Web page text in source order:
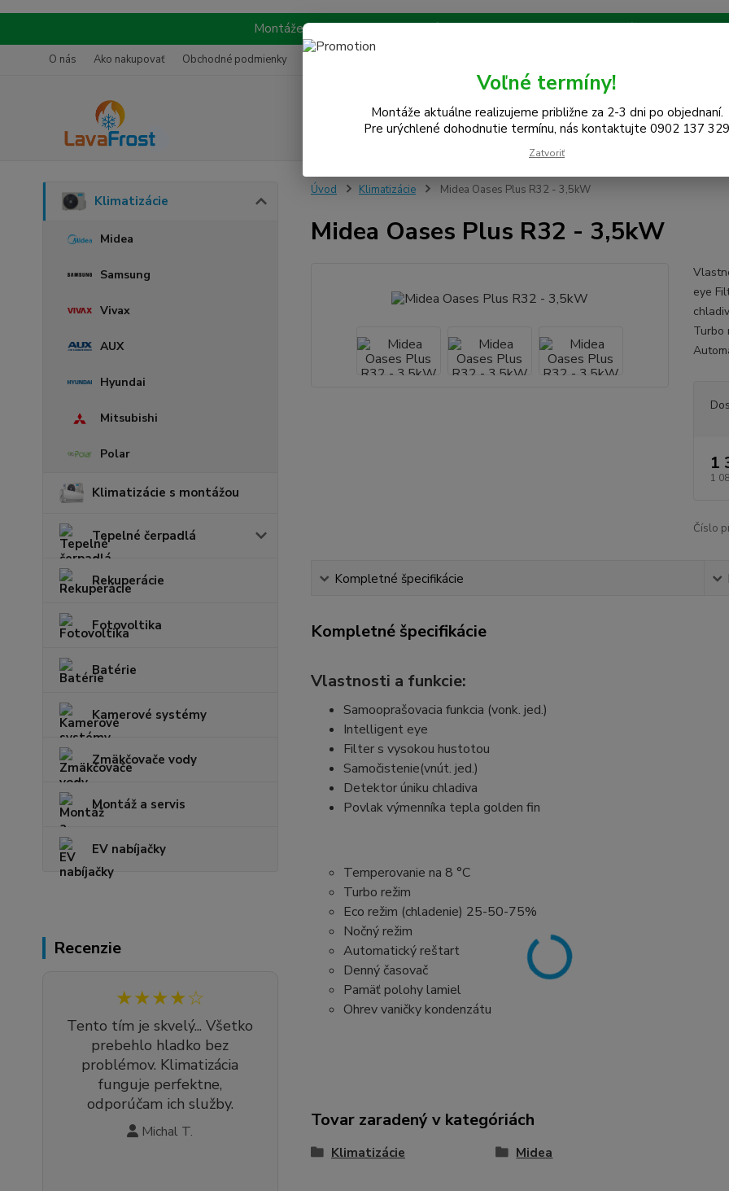
Montáže realizujeme na celom západe SR! Kraje TT, BA, NR, TN, vrátane okresov SE,
O nás Ako nakupovať Obchodné podmienky
Hľadať
(Po-
Klimatizácie
Midea
Samsung
Vivax
AUX
Hyundai
Mitsubishi
Polar
Klimatizácie s montážou
Tepelné čerpadlá
Rekuperácie
Fotovoltika
Batérie
Kamerové systémy
Zmäkčovače vody
Montáž a servis
EV nabíjačky
Recenzie
★★★★☆
Tento tím je skvelý... Všetko
prebehlo hladko bez
problémov. Klimatizácia
funguje perfektne,
odporúčam ich služby.
Michal T.
Úvod Klimatizácie Midea Oases Plus R32 - 3,5kW
Midea Oases Plus R32 - 3,5kW
eye
Turbo
1
1
Číslo
Kompletné špecifikácie
Kompletné špecifikácie
Vlastnosti a funkcie:
Samooprašovacia funkcia (vonk. jed.)
Intelligent eye
Filter s vysokou hustotou
Samočistenie(vnút. jed.)
Detektor úniku chladiva
Povlak výmenníka tepla golden fin
Temperovanie na 8 °C
Turbo režim
Eco režim (chladenie) 25-50-75%
Nočný režim
Automatický reštart
Denný časovač
Pamäť polohy lamiel
Ohrev vaničky kondenzátu
Tovar zaradený v kategóriách
Klimatizácie Midea
Voľné termíny!
Montáže aktuálne realizujeme približne za 2-3 dni po objednaní.
Pre urýchlené dohodnutie termínu, nás kontaktujte 0902 137 329
Zatvoriť